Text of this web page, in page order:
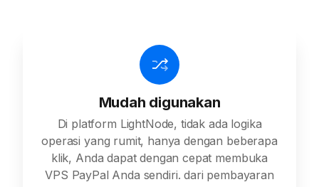
Mudah digunakan
Di platform LightNode, tidak ada logika
operasi yang rumit, hanya dengan beberapa
klik, Anda dapat dengan cepat membuka
VPS PayPal Anda sendiri. dari pembayaran